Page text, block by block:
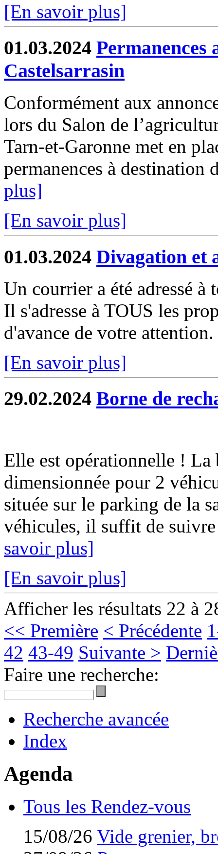
[En savoir plus]
01.03.2024 Permanences
Castelsarrasin
Conformément aux
lors du Salon de
Tarn-et-Garonne met en
permanences à destination
plus]
[En savoir plus]
01.03.2024 Divagation et
Un courrier a été adressé
Il s'adresse à TOUS les
d'avance de votre
[En savoir plus]
29.02.2024 Borne de
Elle est opérationnelle ! La
dimensionnée pour 2
située sur le parking de la
véhicules, il suffit de
savoir plus]
[En savoir plus]
Afficher les résultats 22 à
<< Première < Précédente
42 43-49 Suivante >
Faire une recherche:
Recherche avancée
Index
Agenda
Tous les Rendez-vous
15/08/26 Vide grenier,